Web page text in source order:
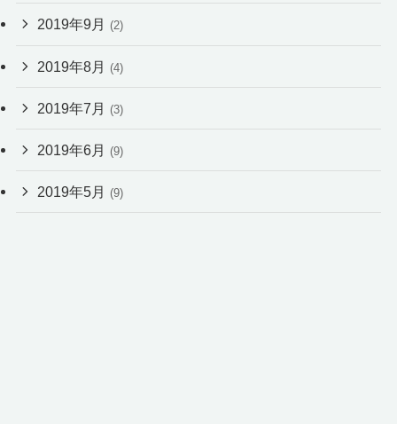
2019年9月 (2)
2019年8月 (4)
2019年7月 (3)
2019年6月 (9)
2019年5月 (9)